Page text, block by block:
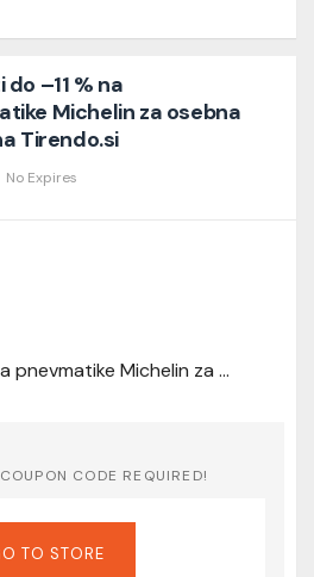
–11 % na
Michelin za osebna
Tirendo.si
No Expires
Popusti do –11 % na pnevmatike Michelin za osebna vozila na Tirendo.si
CODE REQUIRED!
TO STORE